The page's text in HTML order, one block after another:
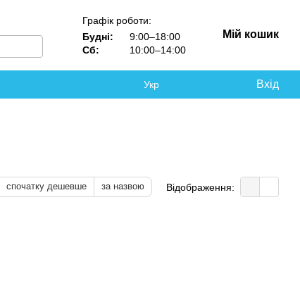
Графік роботи:
Будні:
9:00–18:00
Сб:
10:00–14:00
Мій кошик
Укр Вхід
спочатку дешевше за назвою Відображення: